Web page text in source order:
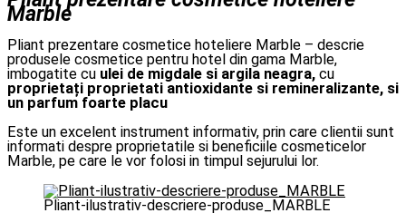
Marble
Pliant prezentare cosmetice hoteliere Marble – descrie
produsele cosmetice pentru hotel din gama Marble,
imbogatite cu ulei de migdale si argila neagra, cu
proprietați proprietati antioxidante si remineralizante, si
un parfum foarte placu
Este un excelent instrument informativ, prin care clientii sunt
informati despre proprietatile si beneficiile cosmeticelor
Marble, pe care le vor folosi in timpul sejurului lor.
Pliant-ilustrativ-descriere-produse_MARBLE